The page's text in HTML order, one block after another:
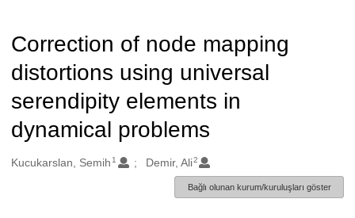
Correction of node mapping
distortions using universal
serendipity elements in
dynamical problems
Oluşturanlar
Kucukarslan, Semih 1 Demir, Ali2
Bağlı olunan kurum/kuruluşları göster